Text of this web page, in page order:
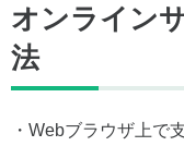
オンライン
法
・Webブラウザ上で